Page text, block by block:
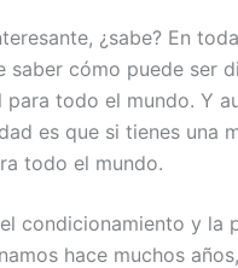
¿sabe? En
saber cómo puede ser
para todo el mundo. Y
es que si tienes una
todo el mundo.
condicionamiento y la
hace muchos